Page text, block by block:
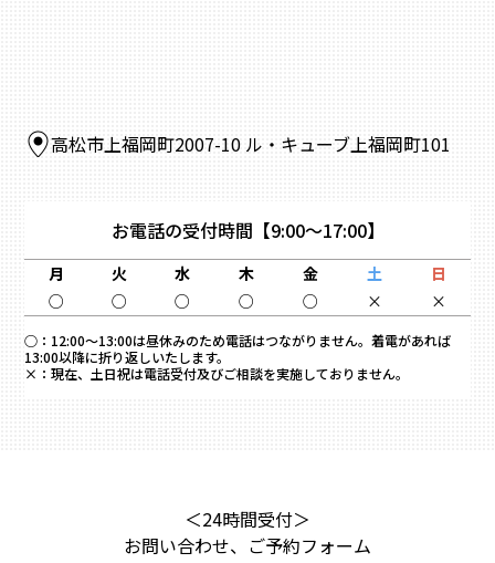
高松市上福岡町2007-10 ル・キューブ上福岡町101
お電話の受付時間 【9:00～17:00】
月 火 水 木 金 土
日
○
○ ○ ○ ○ × ×
○： 12:00～13:00は昼休みのため電話はつながりません。着電があれば
13:00以降に折り返しいたします。
×： 現在、土日祝は電話受付及びご相談を実施しておりません。
＜24時間受付＞
お問い合わせ、ご予約フォーム